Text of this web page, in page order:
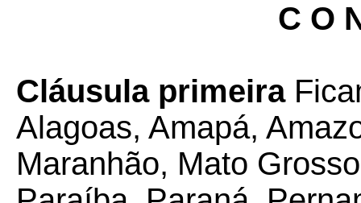
C O
Cláusula primeira
Alagoas, Amapá,
Maranhão, Mato